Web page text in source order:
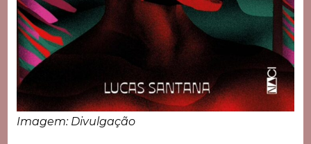
Imagem: Divulgação